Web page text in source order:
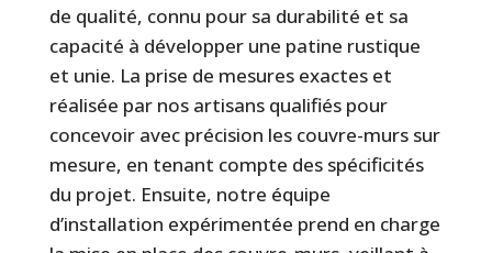
de qualité, connu pour sa durabilité et sa
capacité à développer une patine rustique
et unie. La prise de mesures exactes et
réalisée par nos artisans qualifiés pour
concevoir avec précision les couvre-murs sur
mesure, en tenant compte des spécificités
du projet. Ensuite, notre équipe
d’installation expérimentée prend en charge